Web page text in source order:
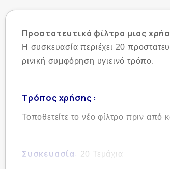
Προστατευτικά φίλτρα μιας
Η συσκευασία περιέχει 20
ρινική συμφόρηση υγιεινό τρόπο.
Τρόπος χρήσης :
Τοποθετείτε το νέο φίλτρο πριν
Συσκευασία: 20 Τεμάχια